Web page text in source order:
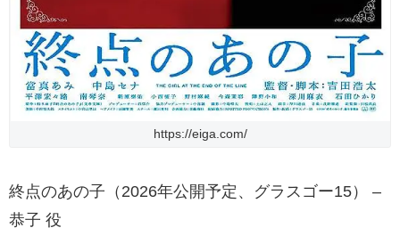
https://eiga.com/
終点のあの子（2026年公開予定、グラスゴー15） –
恭子 役